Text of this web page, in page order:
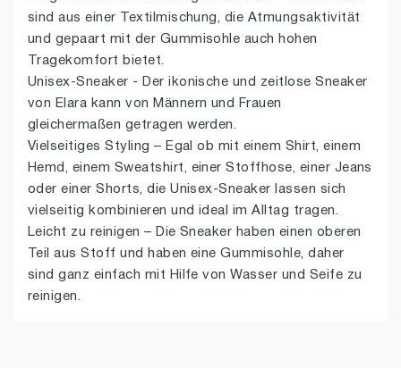
sind aus einer Textilmischung, die Atmungsaktivität
und gepaart mit der Gummisohle auch hohen
Tragekomfort bietet.
Unisex-Sneaker - Der ikonische und zeitlose Sneaker
von Elara kann von Männern und Frauen
gleichermaßen getragen werden.
Vielseitiges Styling – Egal ob mit einem Shirt, einem
Hemd, einem Sweatshirt, einer Stoffhose, einer Jeans
oder einer Shorts, die Unisex-Sneaker lassen sich
vielseitig kombinieren und ideal im Alltag tragen.
Leicht zu reinigen – Die Sneaker haben einen oberen
Teil aus Stoff und haben eine Gummisohle, daher
sind ganz einfach mit Hilfe von Wasser und Seife zu
reinigen.